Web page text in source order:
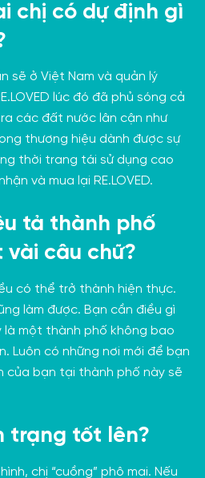
chị có dự định gì
sẽ ở Việt Nam và quản lý
lúc đó đã phủ sóng cả
các đất nước lân cận như
thương hiệu dành được sự
thời trang tái sử dụng cao
và mua lại RE.LOVED.
tả thành phố
câu chữ?
có thể trở thành hiện thực.
làm được. Bạn cần điều gì
là một thành phố không bao
Luôn có những nơi mới để bạn
của bạn tại thành phố này sẽ
trạng tốt lên?
chị “cuồng” phô mai. Nếu